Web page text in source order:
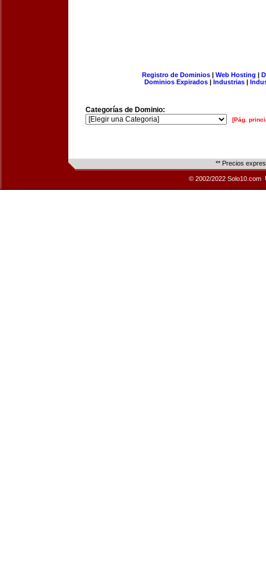
Registro de Dominios| Web Hosting |
Dominios Expirados | Industrias |
Categorías de Dominio:
[Pág.
** Precios
© 2002/2022 Solo10.com